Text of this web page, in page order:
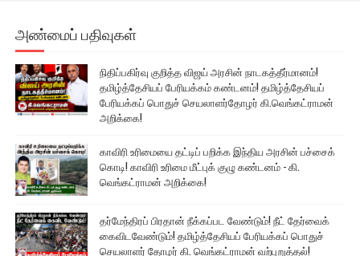
அண்மைப் பதிவுகள்
நிதிப்பகிர்வு குறித்த விஜய் அரசின் நாடகத்தீர்மானம்!
தமிழ்த்தேசியப் பேரியக்கம் கண்டனம்! தமிழ்த்தேசியப்
பேரியக்கப் பொதுச் செயலாளர்தோழர் கி.வெங்கட்ராமன்
அறிக்கை!
காவிரி உரிமையை தட்டிப் பறிக்க இந்திய அரசின் பச்சைக்
கொடி! காவிரி உரிமை மீட்புக் குழு கண்டனம் - கி.
வெங்கட்ராமன் அறிக்கை!
தர்மேந்திரப் பிரதான் நீக்கப்பட வேண்டும்! நீட் தேர்வைக்
கைவிடவேண்டும்! தமிழ்த்தேசியப் பேரியக்கப் பொதுச்
செயலாளர் தோழர் கி. வெங்கட்ராமன் வற்புறுத்தல்!